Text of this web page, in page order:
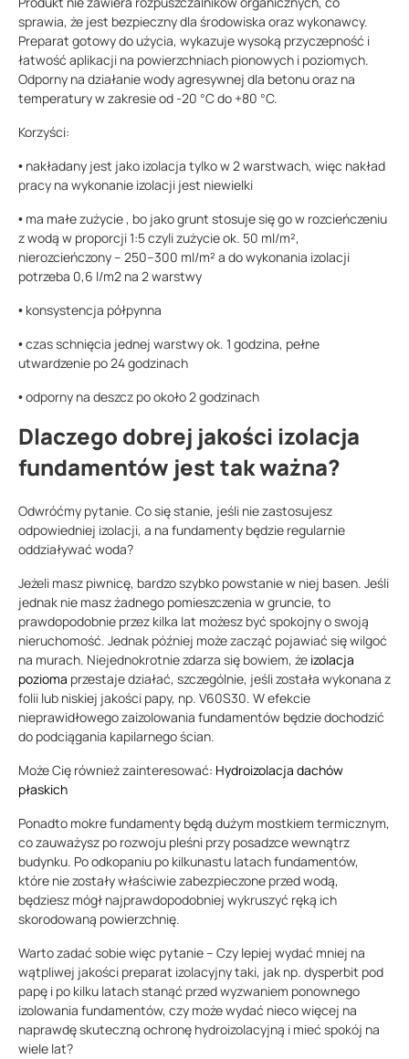
sprawia, że jest bezpieczny dla środowiska oraz wykonawcy.
Preparat gotowy do użycia, wykazuje wysoką przyczepność i
łatwość aplikacji na powierzchniach pionowych i poziomych.
Odporny na działanie wody agresywnej dla betonu oraz na
temperatury w zakresie od -20 °C do +80 °C.
Korzyści:
• nakładany jest jako izolacja tylko w 2 warstwach, więc nakład
pracy na wykonanie izolacji jest niewielki
• ma małe zużycie , bo jako grunt stosuje się go w rozcieńczeniu
z wodą w proporcji 1:5 czyli zużycie ok. 50 ml/m²,
nierozcieńczony – 250–300 ml/m² a do wykonania izolacji
potrzeba 0,6 l/m2 na 2 warstwy
• konsystencja półpynna
• czas schnięcia jednej warstwy ok. 1 godzina, pełne
utwardzenie po 24 godzinach
• odporny na deszcz po około 2 godzinach
Dlaczego dobrej jakości izolacja
fundamentów jest tak ważna?
Odwróćmy pytanie. Co się stanie, jeśli nie zastosujesz
odpowiedniej izolacji, a na fundamenty będzie regularnie
oddziaływać woda?
Jeżeli masz piwnicę, bardzo szybko powstanie w niej basen. Jeśli
jednak nie masz żadnego pomieszczenia w gruncie, to
prawdopodobnie przez kilka lat możesz być spokojny o swoją
nieruchomość. Jednak później może zacząć pojawiać się wilgoć
na murach. Niejednokrotnie zdarza się bowiem, że izolacja
pozioma przestaje działać, szczególnie, jeśli została wykonana z
folii lub niskiej jakości papy, np. V60S30. W efekcie
nieprawidłowego zaizolowania fundamentów będzie dochodzić
do podciągania kapilarnego ścian.
Może Cię również zainteresować: Hydroizolacja dachów
płaskich
Ponadto mokre fundamenty będą dużym mostkiem termicznym,
co zauważysz po rozwoju pleśni przy posadzce wewnątrz
budynku. Po odkopaniu po kilkunastu latach fundamentów,
które nie zostały właściwie zabezpieczone przed wodą,
będziesz mógł najprawdopodobniej wykruszyć ręką ich
skorodowaną powierzchnię.
Warto zadać sobie więc pytanie – Czy lepiej wydać mniej na
wątpliwej jakości preparat izolacyjny taki, jak np. dysperbit pod
papę i po kilku latach stanąć przed wyzwaniem ponownego
izolowania fundamentów, czy może wydać nieco więcej na
naprawdę skuteczną ochronę hydroizolacyjną i mieć spokój na
wiele lat?